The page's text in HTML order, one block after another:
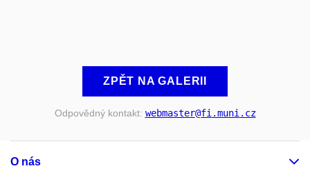
ZPĚT NA GALERII
Odpovědný kontakt: webmaster@fi.muni.cz
O nás